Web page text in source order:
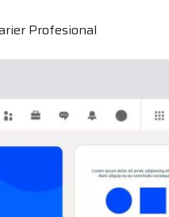
Profesional